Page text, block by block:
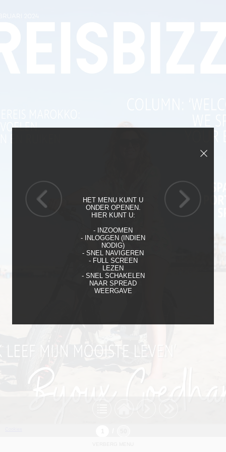
HET MENU KUNT U
ONDER OPENEN.
HIER KUNT U:
- INZOOMEN
- INLOGGEN (INDIEN
NODIG)
- SNEL NAVIGEREN
- FULL SCREEN
LEZEN
- SNEL SCHAKELEN
NAAR SPREAD
WEERGAVE